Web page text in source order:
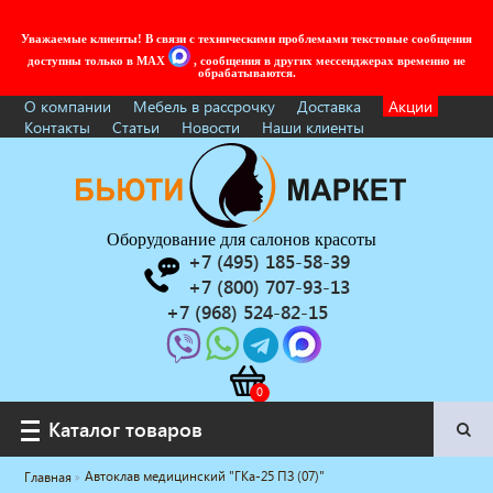
Уважаемые клиенты! В связи с техническими проблемами текстовые сообщения
доступны только в MAX
, сообщения в других мессенджерах временно не
обрабатываются.
О компании Мебель в рассрочку Доставка
Акции
Контакты
Статьи Новости Наши клиенты
Оборудование для салонов красоты
+7 (495) 185-58-39
+7 (800) 707-93-13
+7 (968) 524-82-15
Каталог товаров
Каталог товаров
Главная Автоклав медицинский "ГКа-25 ПЗ (07)"